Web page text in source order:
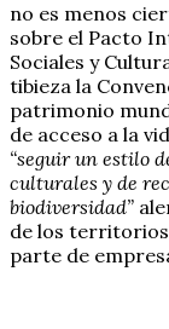
no es menos
sobre el Pacto
Sociales y
tibieza la
patrimonio
de acceso a la
“seguir un estilo
culturales y de
biodiversidad”
de los
parte de